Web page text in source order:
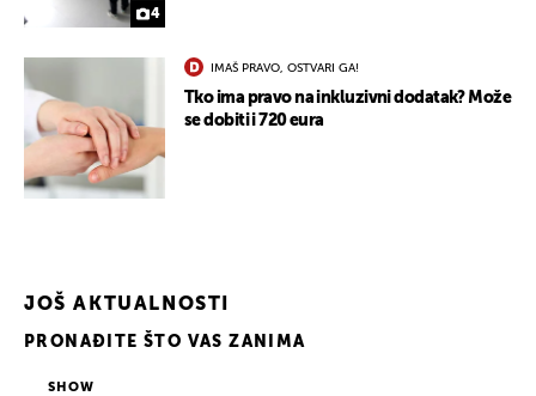
4
IMAŠ PRAVO, OSTVARI GA!
Tko ima pravo na inkluzivni dodatak? Može
se dobiti i 720 eura
JOŠ AKTUALNOSTI
PRONAĐITE ŠTO VAS ZANIMA
SHOW